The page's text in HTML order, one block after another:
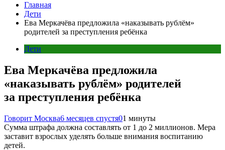
Главная
Дети
Ева Меркачёва предложила «наказывать рублём»
родителей за преступления ребёнка
Дети
Ева Меркачёва предложила
«наказывать рублём» родителей
за преступления ребёнка
Говорит Москва6 месяцев спустя01 минуты
Сумма штрафа должна составлять от 1 до 2 миллионов. Мера
заставит взрослых уделять больше внимания воспитанию
детей.